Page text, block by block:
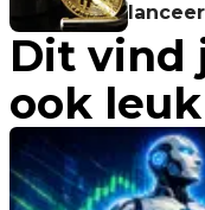
Dit vind
ook leuk